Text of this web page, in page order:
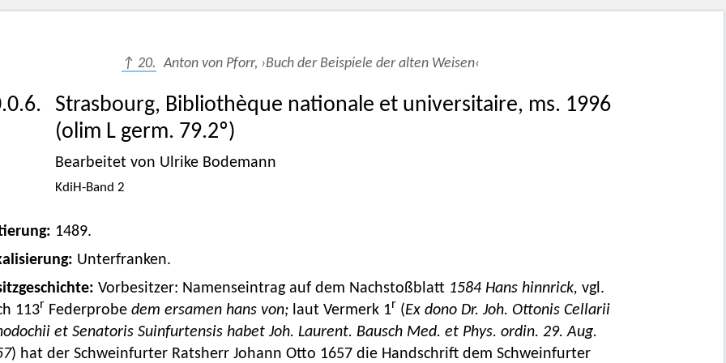
↑ 20. Anton von Pforr, ›Buch der Beispiele der alten Weisen‹
Strasbourg, Bibliothèque nationale et universitaire, ms. 1996
(olim L germ. 79.2º)
Bearbeitet von Ulrike Bodemann
KdiH-Band 2
1489.
Unterfranken.
Vorbesitzer: Namenseintrag auf dem Nachstoßblatt 1584 Hans hinnrick, vgl.
113r Federprobe dem ersamen hans von;laut Vermerk 1r (Ex dono Dr. Joh. Ottonis Cellarii
et Senatoris Suinfurtensis habet Joh. Laurent. Bausch Med. et Phys. ordin. 29. Aug.
) hat der Schweinfurter Ratsherr Johann Otto 1657 die Handschrift dem Schweinfurter